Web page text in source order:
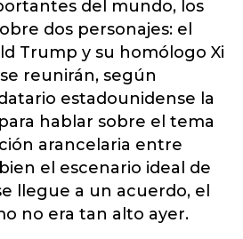
del mundo, los
dos personajes: el
Trump y su homólogo Xi
reunirán, según
estadounidense la
hablar sobre el tema
arancelaria entre
el escenario ideal de
llegue a un acuerdo, el
no era tan alto ayer.